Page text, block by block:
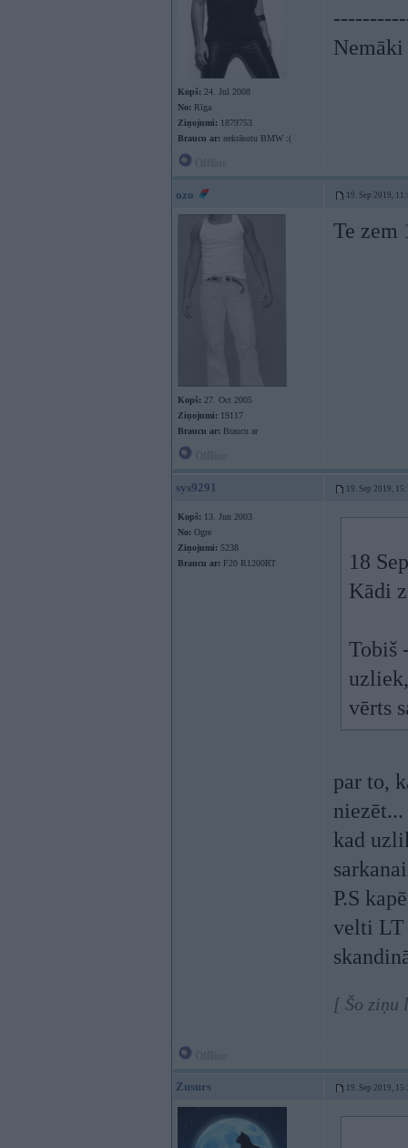
Kopš: 24. Jul 2008
No: Rīga
Ziņojumi: 1879753
Braucu ar: nekrāsotu BMW :(
ozo 19. Sep 2019,
Kopš: 27. Oct 2005
Ziņojumi: 19117
Braucu ar: Braucu ar
Te zem
sys9291 19. Sep 2019,
Kopš: 13. Jun 2003
No: Ogre
Ziņojumi: 5238
Braucu ar: F20 R1200RT
18
Kādi
Tobiš
vērts
par to,
niezēt...
kad
P.S
velti LT
[ Šo ziņu
Zusurs 19. Sep 2019,